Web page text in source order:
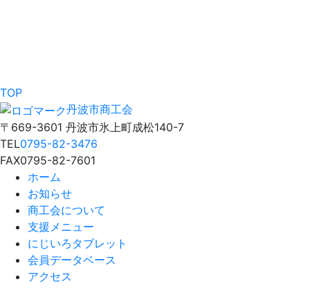
TOP
丹波市商工会
〒669-3601 丹波市氷上町成松140-7
TEL0795-82-3476
FAX0795-82-7601
ホーム
お知らせ
商工会について
支援メニュー
にじいろタブレット
会員データベース
アクセス